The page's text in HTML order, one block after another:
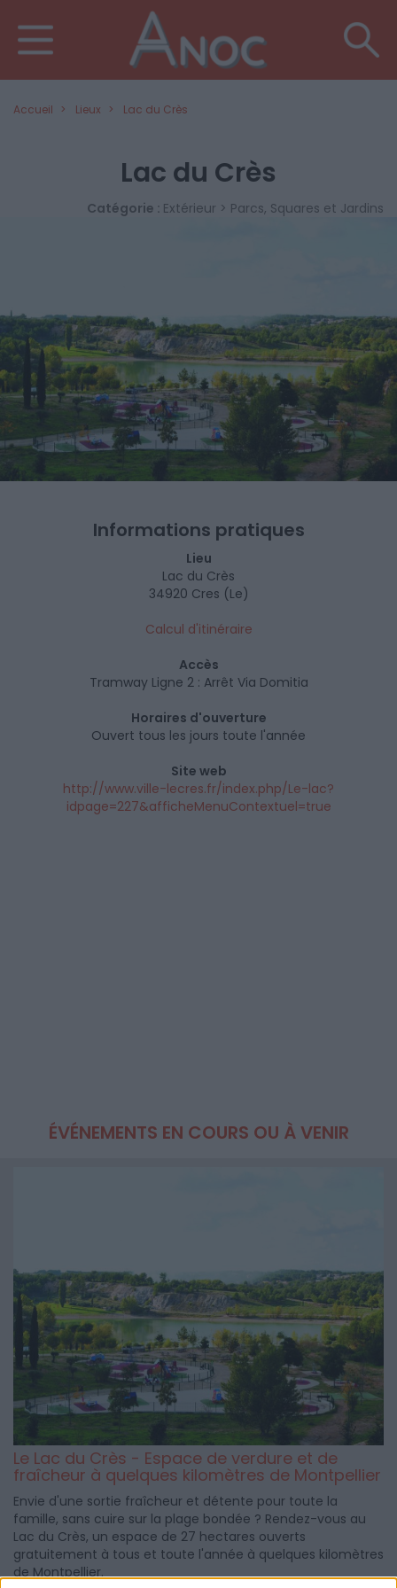
Accueil Lieux Lac du Crès
Lac du Crès
Catégorie : Extérieur > Parcs, Squares et Jardins
Informations pratiques
Lieu
Lac du Crès
34920 Cres (Le)
Calcul d'itinéraire
Accès
Tramway Ligne 2 : Arrêt Via Domitia
Horaires d'ouverture
Ouvert tous les jours toute l'année
Site web
http://www.ville-lecres.fr/index.php/Le-lac?
idpage=227&afficheMenuContextuel=true
ÉVÉNEMENTS EN COURS OU À VENIR
Le Lac du Crès - Espace de verdure et de
fraîcheur à quelques kilomètres de Montpellier
Envie d'une sortie fraîcheur et détente pour toute la
famille, sans cuire sur la plage bondée ? Rendez-vous au
Lac du Crès, un espace de 27 hectares ouverts
gratuitement à tous et toute l'année à quelques kilomètres
de Montpellier.